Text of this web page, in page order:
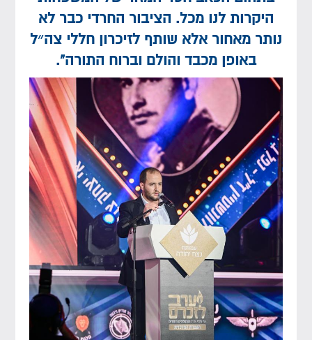
היקרות לנו מכל. הציבור החרדי כבר לא
נותר מאחור אלא שותף לזיכרון חללי צה״ל
באופן מכבד והולם וברוח התורה”.